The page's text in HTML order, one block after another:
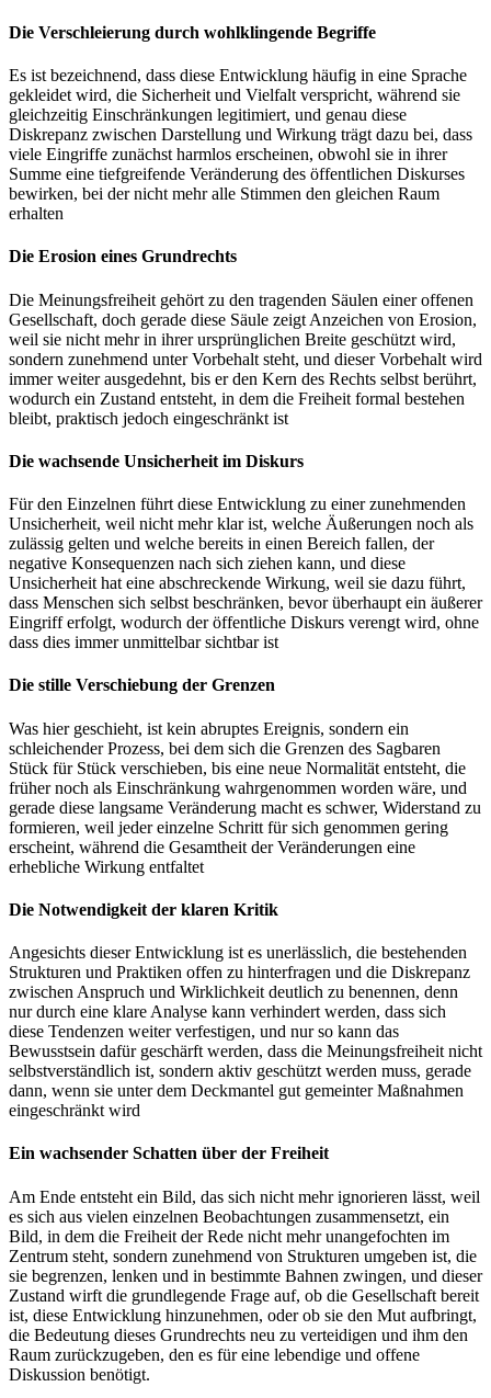
Die Verschleierung durch wohlklingende Begriffe
Es ist bezeichnend, dass diese Entwicklung häufig in eine Sprache
gekleidet wird, die Sicherheit und Vielfalt verspricht, während sie
gleichzeitig Einschränkungen legitimiert, und genau diese
Diskrepanz zwischen Darstellung und Wirkung trägt dazu bei, dass
viele Eingriffe zunächst harmlos erscheinen, obwohl sie in ihrer
Summe eine tiefgreifende Veränderung des öffentlichen Diskurses
bewirken, bei der nicht mehr alle Stimmen den gleichen Raum
erhalten
Die Erosion eines Grundrechts
Die Meinungsfreiheit gehört zu den tragenden Säulen einer offenen
Gesellschaft, doch gerade diese Säule zeigt Anzeichen von Erosion,
weil sie nicht mehr in ihrer ursprünglichen Breite geschützt wird,
sondern zunehmend unter Vorbehalt steht, und dieser Vorbehalt wird
immer weiter ausgedehnt, bis er den Kern des Rechts selbst berührt,
wodurch ein Zustand entsteht, in dem die Freiheit formal bestehen
bleibt, praktisch jedoch eingeschränkt ist
Die wachsende Unsicherheit im Diskurs
Für den Einzelnen führt diese Entwicklung zu einer zunehmenden
Unsicherheit, weil nicht mehr klar ist, welche Äußerungen noch als
zulässig gelten und welche bereits in einen Bereich fallen, der
negative Konsequenzen nach sich ziehen kann, und diese
Unsicherheit hat eine abschreckende Wirkung, weil sie dazu führt,
dass Menschen sich selbst beschränken, bevor überhaupt ein äußerer
Eingriff erfolgt, wodurch der öffentliche Diskurs verengt wird, ohne
dass dies immer unmittelbar sichtbar ist
Die stille Verschiebung der Grenzen
Was hier geschieht, ist kein abruptes Ereignis, sondern ein
schleichender Prozess, bei dem sich die Grenzen des Sagbaren
Stück für Stück verschieben, bis eine neue Normalität entsteht, die
früher noch als Einschränkung wahrgenommen worden wäre, und
gerade diese langsame Veränderung macht es schwer, Widerstand zu
formieren, weil jeder einzelne Schritt für sich genommen gering
erscheint, während die Gesamtheit der Veränderungen eine
erhebliche Wirkung entfaltet
Die Notwendigkeit der klaren Kritik
Angesichts dieser Entwicklung ist es unerlässlich, die bestehenden
Strukturen und Praktiken offen zu hinterfragen und die Diskrepanz
zwischen Anspruch und Wirklichkeit deutlich zu benennen, denn
nur durch eine klare Analyse kann verhindert werden, dass sich
diese Tendenzen weiter verfestigen, und nur so kann das
Bewusstsein dafür geschärft werden, dass die Meinungsfreiheit nicht
selbstverständlich ist, sondern aktiv geschützt werden muss, gerade
dann, wenn sie unter dem Deckmantel gut gemeinter Maßnahmen
eingeschränkt wird
Ein wachsender Schatten über der Freiheit
Am Ende entsteht ein Bild, das sich nicht mehr ignorieren lässt, weil
es sich aus vielen einzelnen Beobachtungen zusammensetzt, ein
Bild, in dem die Freiheit der Rede nicht mehr unangefochten im
Zentrum steht, sondern zunehmend von Strukturen umgeben ist, die
sie begrenzen, lenken und in bestimmte Bahnen zwingen, und dieser
Zustand wirft die grundlegende Frage auf, ob die Gesellschaft bereit
ist, diese Entwicklung hinzunehmen, oder ob sie den Mut aufbringt,
die Bedeutung dieses Grundrechts neu zu verteidigen und ihm den
Raum zurückzugeben, den es für eine lebendige und offene
Diskussion benötigt.